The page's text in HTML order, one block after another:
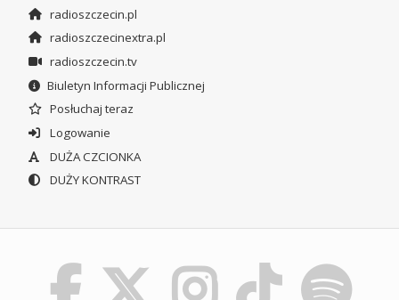
radioszczecin.pl
radioszczecinextra.pl
radioszczecin.tv
Biuletyn Informacji Publicznej
Posłuchaj teraz
Logowanie
DUŻA CZCIONKA
DUŻY KONTRAST